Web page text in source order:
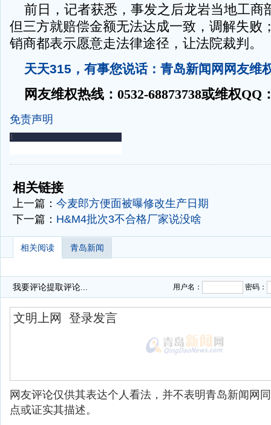
前日，记者获悉，事发之后龙岩当地工商
但三方就赔偿金额无法达成一致，调解失败
销商都表示愿意走法律途径，让法院裁判。
天天315，有事您说话：青岛新闻网网友维
网友维权热线：0532-68873738或维权QQ
免责声明
-
相关链接
上一篇： 今麦郎方便面被曝修改生产日期
下一篇： H&M4批次3不合格厂家说没啥
相关阅读 青岛新闻
我要评论提取评论... 用户名： 密码：
网友评论仅供其表达个人看法，并不表明青岛新闻网
点或证实其描述。